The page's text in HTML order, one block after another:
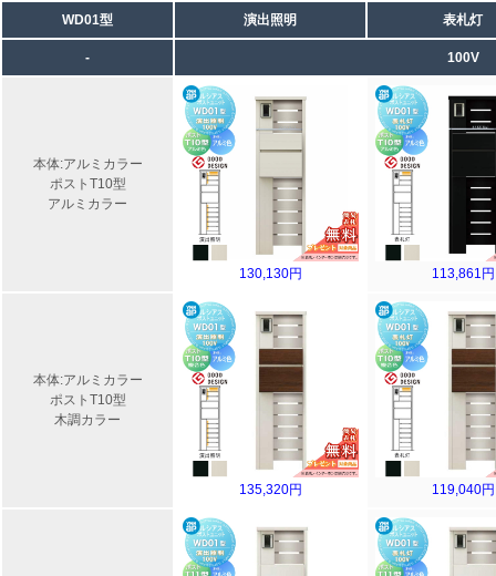
WD01型 演出照明 表札灯
- 100V
本体:アルミカラー
ポストT10型
アルミカラー
130,130円 113,861円
本体:アルミカラー
ポストT10型
木調カラー
135,320円 119,040円